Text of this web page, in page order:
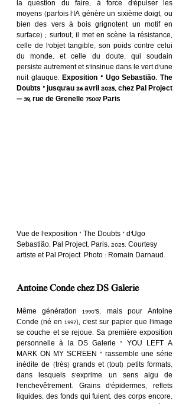
la question du faire, à force d’épuiser les
moyens (parfois l’IA génère un sixième doigt, ou
bien des vers à bois grignotent un motif en
surface) ; surtout, il met en scène la résistance,
celle de l’objet tangible, son poids contre celui
du monde, et celle du doute, qui soudain
persiste autrement et s’insinue dans le vert d’une
nuit glauque. Exposition « Ugo Sebastião. The
Doubts » jusqu’au 26 avril 2025, chez Pal Project
— 39, rue de Grenelle 75007 Paris
Vue de l’exposition « The Doubts » d’Ugo
Sebastião, Pal Project, Paris, 2025. Courtesy
artiste et Pal Project. Photo : Romain Darnaud.
Antoine Conde chez DS Galerie
Même génération 1990’s, mais pour Antoine
Conde (né en 1997), c’est sur papier que l’image
se couche et se rejoue. Sa première exposition
personnelle à la DS Galerie « YOU LEFT A
MARK ON MY SCREEN » rassemble une série
inédite de (très) grands et (tout) petits formats,
dans lesquels s’exprime un sens aigu de
l’enchevêtrement. Grains d’épidermes, reflets
liquides, des fonds qui fuient, des corps encore,